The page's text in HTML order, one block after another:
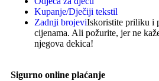
Kupanje/Dječiji tekstil
Zadnji brojeviIskoristite priliku i
cijenama. Ali požurite, jer ne
njegova dekica!
Sigurno online plaćanje